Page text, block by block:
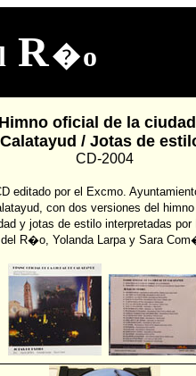
R�o
oficial de la
Calatayud / Jotas de
CD-2004
editado por el Excmo.
con dos versiones del
y jotas de estilo interpretadas por
del R�o, Yolanda Larpa y Sara